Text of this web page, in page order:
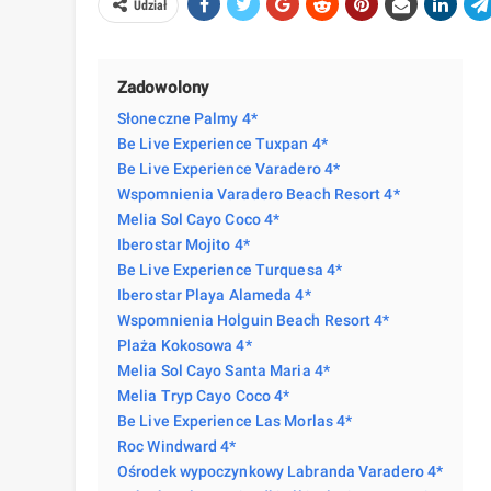
Udział
Zadowolony
Słoneczne Palmy 4*
Be Live Experience Tuxpan 4*
Be Live Experience Varadero 4*
Wspomnienia Varadero Beach Resort 4*
Melia Sol Cayo Coco 4*
Iberostar Mojito 4*
Be Live Experience Turquesa 4*
Iberostar Playa Alameda 4*
Wspomnienia Holguin Beach Resort 4*
Plaża Kokosowa 4*
Melia Sol Cayo Santa Maria 4*
Melia Tryp Cayo Coco 4*
Be Live Experience Las Morlas 4*
Roc Windward 4*
Ośrodek wypoczynkowy Labranda Varadero 4*